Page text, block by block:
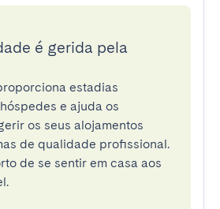
é gerida pela
estadias
e ajuda os
os seus alojamentos
de qualidade profissional.
de se sentir em casa aos